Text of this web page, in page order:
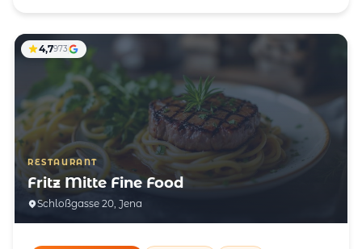
RESTAURANT
Fritz Mitte Fine Food
Schloßgasse 20, Jena
4,7973